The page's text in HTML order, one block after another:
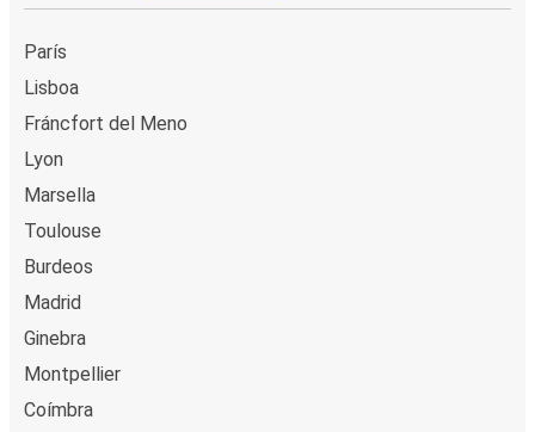
Sevilla
París
Lisboa
Fráncfort del Meno
Lyon
Marsella
Toulouse
Burdeos
Madrid
Ginebra
Montpellier
Coímbra